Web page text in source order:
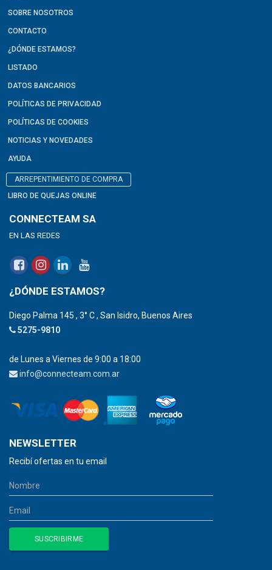
SOBRE NOSOTROS
CONTACTO
¿DÓNDE ESTAMOS?
LISTADO
DATOS BANCARIOS
POLÍTICAS DE PRIVACIDAD
POLÍTICAS DE COOKIES
NOTICIAS Y NOVEDADES
AYUDA
ARREPENTIMIENTO DE COMPRA
LIBRO DE QUEJAS ONLINE
CONNECTEAM SA
EN LAS REDES
¿DÓNDE ESTAMOS?
Diego Palma 145 , 3° C , San Isidro, Buenos Aires
5275-9810
de Lunes a Viernes de 9:00 a 18:00
info@connecteam.com.ar
NEWSLETTER
Recibí ofertas en tu email